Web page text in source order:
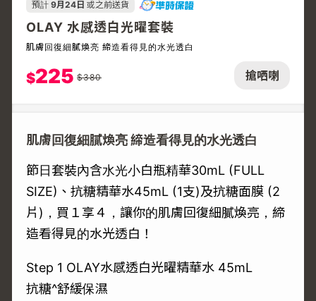
搶哂喇
預計 9月24日 或之前送貨
OLAY 水感透白光曜套裝
肌膚回復細膩煥亮 締造看得見的水光透白
$225 $380
肌膚回復細膩煥亮 締造看得見的水光透白
節日套裝內含水光小白瓶精華30mL (FULL
SIZE)、抗糖精華水45mL (1支)及抗糖面膜 (2
片)，買１享４，讓你的肌膚回復細膩煥亮，締
造看得見的水光透白！
Step 1 OLAY水感透白光曜精華水 45mL
抗糖^舒緩保濕